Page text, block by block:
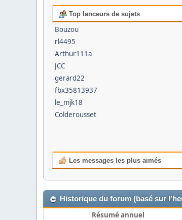
Top lanceurs de sujets
Bouzou
rl4495
Arthur111a
JCC
gerard22
fbx35813937
le_mjk18
Colderousset
Les messages les plus aimés
Historique du forum (basé sur
Résumé annuel